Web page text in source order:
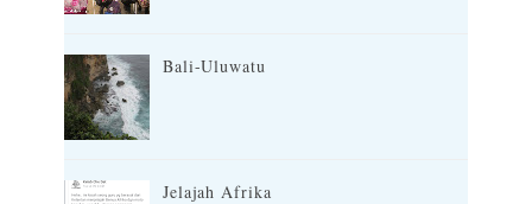
Bali-Uluwatu
Jelajah Afrika